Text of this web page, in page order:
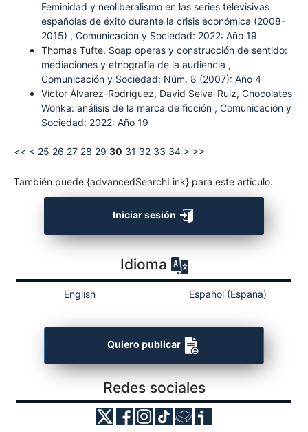
Feminidad y neoliberalismo en las series televisivas
españolas de éxito durante la crisis económica (2008-
2015) , Comunicación y Sociedad: 2022: Año 19
Thomas Tufte, Soap operas y construcción de sentido:
mediaciones y etnografía de la audiencia ,
Comunicación y Sociedad: Núm. 8 (2007): Año 4
Víctor Álvarez-Rodríguez, David Selva-Ruiz, Chocolates
Wonka: análisis de la marca de ficción , Comunicación y
Sociedad: 2022: Año 19
<< < 25 26 27 28 29 30 31 32 33 34 > >>
También puede {advancedSearchLink} para este artículo.
Iniciar sesión
Idioma
English Español (España)
Quiero publicar
Redes sociales